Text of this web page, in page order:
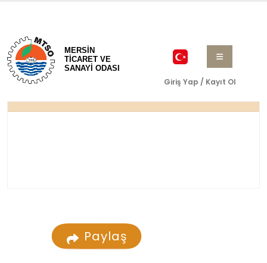
MERSİN
TİCARET VE
SANAYİ ODASI
Giriş Yap / Kayıt Ol
Paylaş